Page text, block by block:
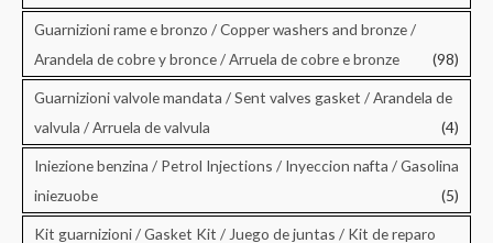
Guarnizioni rame e bronzo / Copper washers and bronze /
Arandela de cobre y bronce / Arruela de cobre e bronze
(98)
Guarnizioni valvole mandata / Sent valves gasket / Arandela de
valvula / Arruela de valvula
(4)
Iniezione benzina / Petrol Injections / Inyeccion nafta / Gasolina
iniezuobe
(5)
Kit guarnizioni / Gasket Kit / Juego de juntas / Kit de reparo